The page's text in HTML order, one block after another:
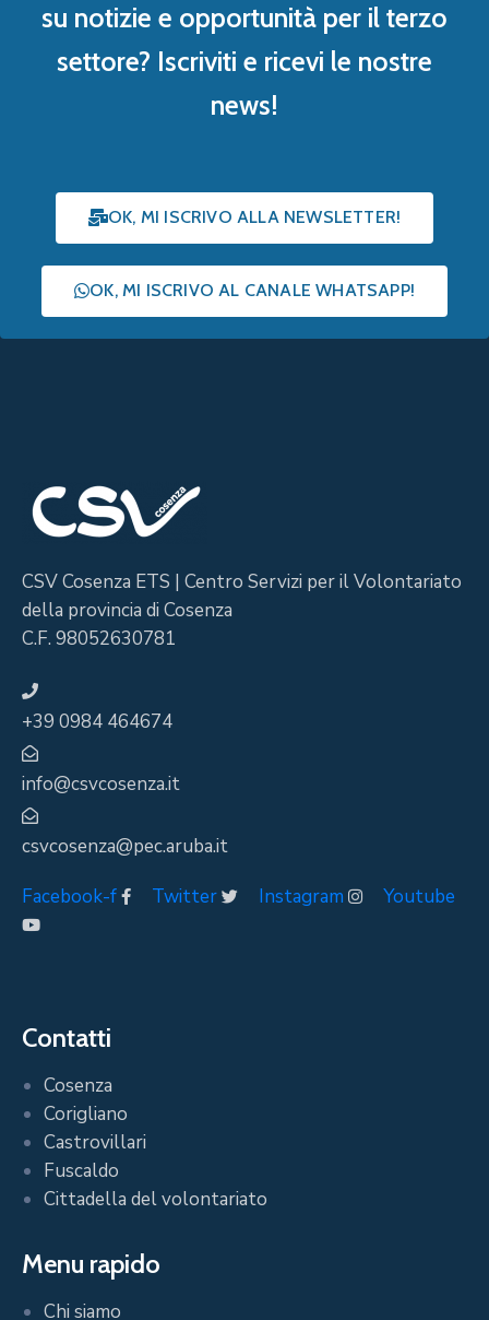
su notizie e opportunità per il terzo
settore? Iscriviti e ricevi le nostre
news!
OK, MI ISCRIVO ALLA NEWSLETTER!
OK, MI ISCRIVO AL CANALE WHATSAPP!
CSV Cosenza ETS | Centro Servizi per il Volontariato
della provincia di Cosenza
C.F. 98052630781
+39 0984 464674
info@csvcosenza.it
csvcosenza@pec.aruba.it
Facebook-f
Twitter Instagram Youtube
Contatti
Cosenza
Corigliano
Castrovillari
Fuscaldo
Cittadella del volontariato
Menu rapido
Chi siamo